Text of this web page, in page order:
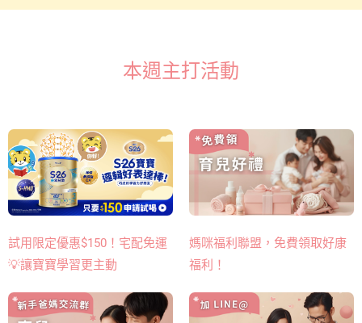
本週主打活動
試用限定優惠$150！宅配免運
💡讓寶寶學習更主動
媽咪福利聯盟，免費領取好康
福利！